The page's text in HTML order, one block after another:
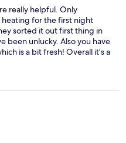
really helpful. Only
heating for the first night
sorted it out first thing in
been unlucky. Also you have
is a bit fresh! Overall it’s a
for families.